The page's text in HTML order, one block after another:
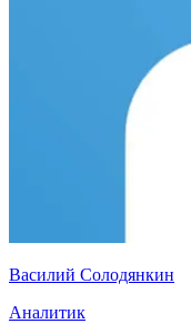
Василий Солодянкин
Аналитик